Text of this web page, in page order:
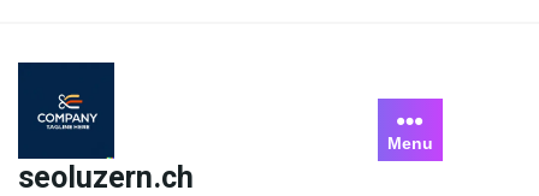
content
seoluzern.ch
Menu